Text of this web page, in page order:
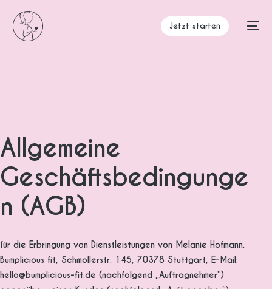
Jetzt starten
Allgemeine
Geschäftsbedingunge
n (AGB)
für die Erbringung von Dienstleistungen von Melanie Hofmann,
Bumplicious fit, Schmollerstr. 145, 70378 Stuttgart, E-Mail:
hello@bumplicious-fit.de (nachfolgend „Auftragnehmer“)